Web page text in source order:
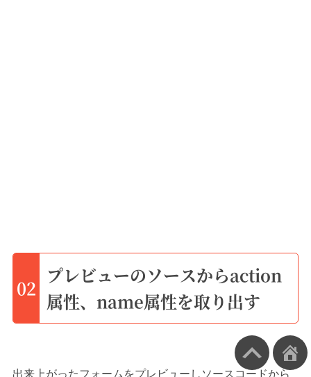
02
プレビューのソースからaction
属性、name属性を取り出す
出来上がったフォームをプレビューしソースコードから